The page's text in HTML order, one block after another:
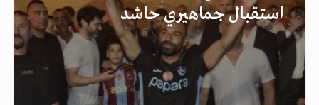
استقبال جماهيري حاشد